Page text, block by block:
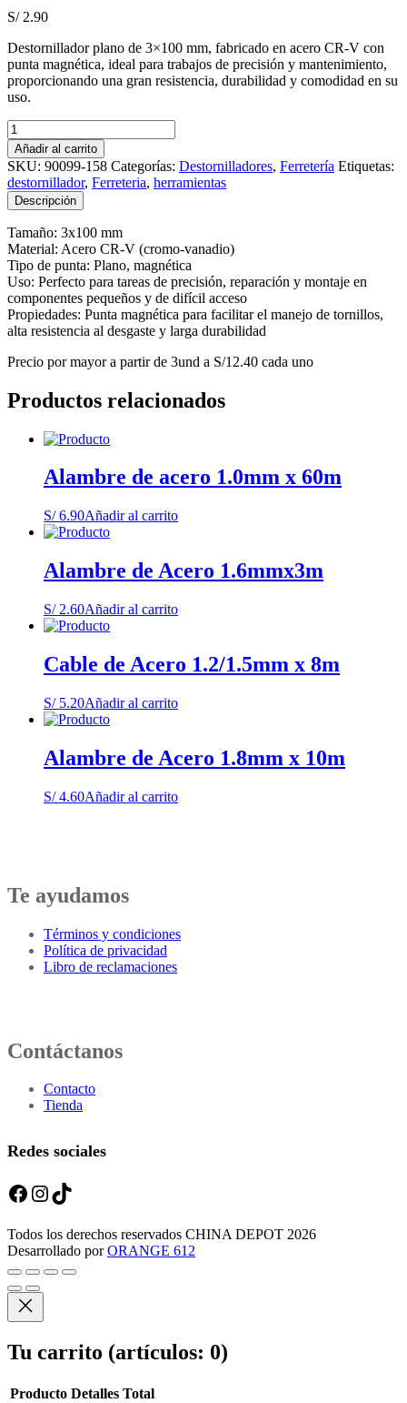
S/2.90
Destornillador plano de 3×100 mm, fabricado en acero CR-V con
punta magnética, ideal para trabajos de precisión y mantenimiento,
proporcionando una gran resistencia, durabilidad y comodidad en su
uso.
Destornillador
plano
3x100mm
cantidad
Añadir al carrito
SKU: 90099-158 Categorías: Destornilladores, Ferretería Etiquetas:
destornillador, Ferreteria, herramientas
Descripción
Tamaño: 3x100 mm
Material: Acero CR-V (cromo-vanadio)
Tipo de punta: Plano, magnética
Uso: Perfecto para tareas de precisión, reparación y montaje en
componentes pequeños y de difícil acceso
Propiedades: Punta magnética para facilitar el manejo de tornillos,
alta resistencia al desgaste y larga durabilidad
Precio por mayor a partir de 3und a S/12.40 cada uno
Productos relacionados
Alambre de acero 1.0mm x 60m
S/6.90Añadir al carrito
Alambre de Acero 1.6mmx3m
S/2.60Añadir al carrito
Cable de Acero 1.2/1.5mm x 8m
S/5.20Añadir al carrito
Alambre de Acero 1.8mm x 10m
S/4.60Añadir al carrito
Te ayudamos
Términos y condiciones
Política de privacidad
Libro de reclamaciones
Contáctanos
Contacto
Tienda
Redes sociales
Facebook Instagram TikTok
Todos los derechos reservados CHINA DEPOT 2026
Desarrollado porORANGE 612
Tu carrito (artículos: 0)
Producto Detalles Total